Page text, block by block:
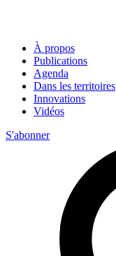
À propos
Publications
Agenda
Dans les territoires
Innovations
Vidéos
S'abonner